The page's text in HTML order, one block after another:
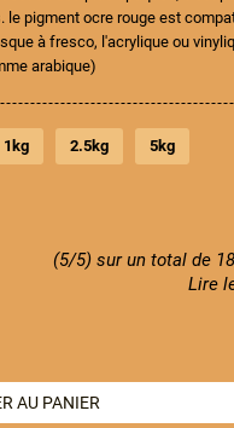
le pigment ocre rouge est
à fresco, l'acrylique ou
arabique)
1kg 2.5kg 5kg
(5/5) sur un total de
Lire
AU PANIER